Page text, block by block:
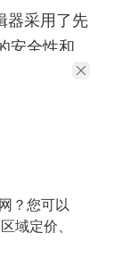
？您可以
域定价、
器采用了先
安全性和
速高效、
点，成
可以让我
产力，带